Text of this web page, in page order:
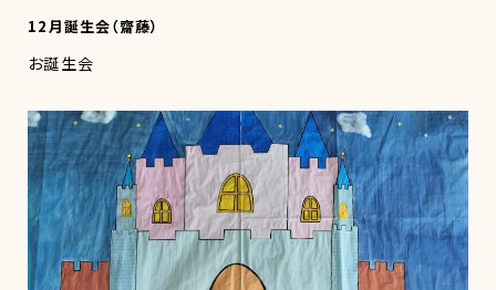
12月誕生会（齋藤）
お誕生会